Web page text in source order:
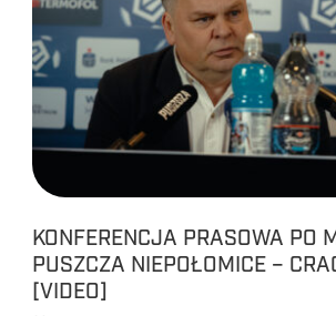
KONFERENCJA PRASOWA PO
PUSZCZA NIEPOŁOMICE –
[VIDEO]